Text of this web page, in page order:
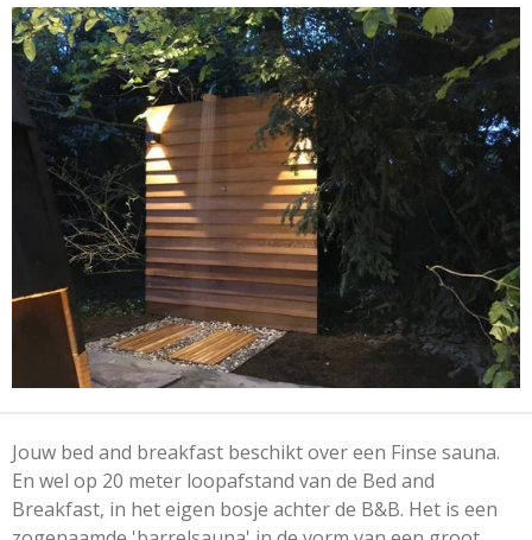
Jouw bed and breakfast beschikt over een Finse sauna.
En wel op 20 meter loopafstand van de Bed and
Breakfast, in het eigen bosje achter de B&B. Het is een